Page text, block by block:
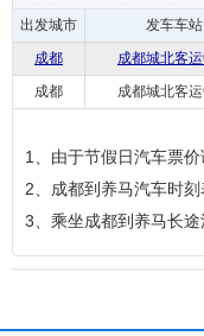
出发城市 发车车站
成都
成都城北客
成都
成都城北客
1、由于节假日汽车票
2、成都到养马汽车时
3、乘坐成都到养马长